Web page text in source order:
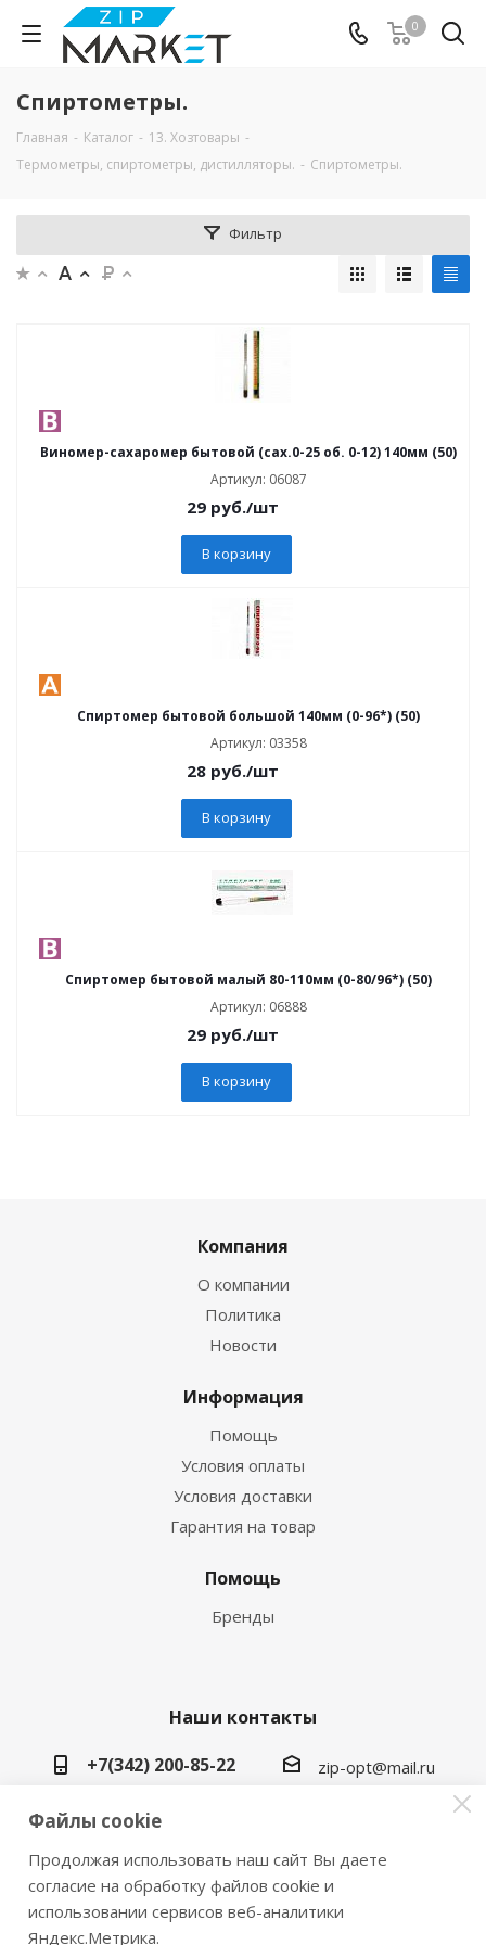
0
Спиртометры.
Главная - Каталог - 13. Хозтовары -
Термометры, спиртометры, дистилляторы. - Спиртометры.
Фильтр
Виномер-сахаромер бытовой (сах.0-25 об. 0-12) 140мм (50)
Артикул: 06087
29руб./шт
В корзину
Спиртомер бытовой большой 140мм (0-96*) (50)
Артикул: 03358
28руб./шт
В корзину
Спиртомер бытовой малый 80-110мм (0-80/96*) (50)
Артикул: 06888
29руб./шт
В корзину
Компания
О компании
Политика
Новости
Информация
Помощь
Условия оплаты
Условия доставки
Гарантия на товар
Помощь
Бренды
Наши контакты
+7(342) 200-85-22
zip-opt@mail.ru
г. Пермь, ул. Васильева, 5в
2026 © Замки инструмент плюс
Файлы cookie
Продолжая использовать наш сайт Вы даете
согласие на обработку файлов cookie и
использовании сервисов веб-аналитики
Яндекс.Метрика.